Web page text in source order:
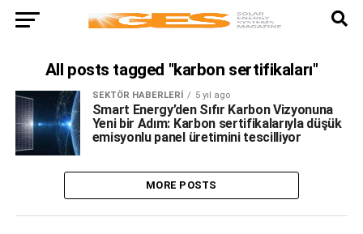
All posts tagged "karbon sertifikaları"
SEKTÖR HABERLERI 5 yıl ago
Smart Energy’den Sıfır Karbon Vizyonuna
Yeni bir Adım: Karbon sertifikalarıyla düşük
emisyonlu panel üretimini tescilliyor
MORE POSTS